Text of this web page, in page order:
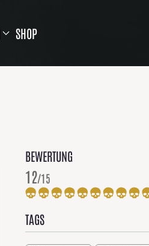
SHOP
BEWERTUNG
12/15
TAGS